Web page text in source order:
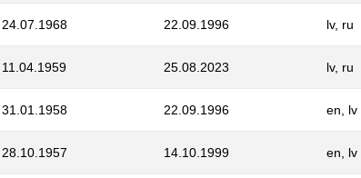
24.07.1968 22.09.1996 lv, ru
11.04.1959 25.08.2023 lv, ru
31.01.1958 22.09.1996 en, lv
28.10.1957 14.10.1999 en, lv